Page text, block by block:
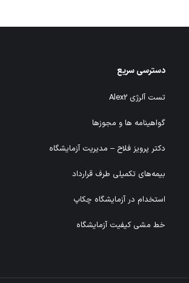
دسترسی سریع
تست آلرژی Alex2
گواهینامه ها و مجوزها
دکتر پرویز فلاح – مدیریت آزمایشگاه
بیمه‌های تکمیلی طرف قرارداد
استخدام در آزمایشگاه چکاپ
خط مشی کیفیت آزمایشگاه